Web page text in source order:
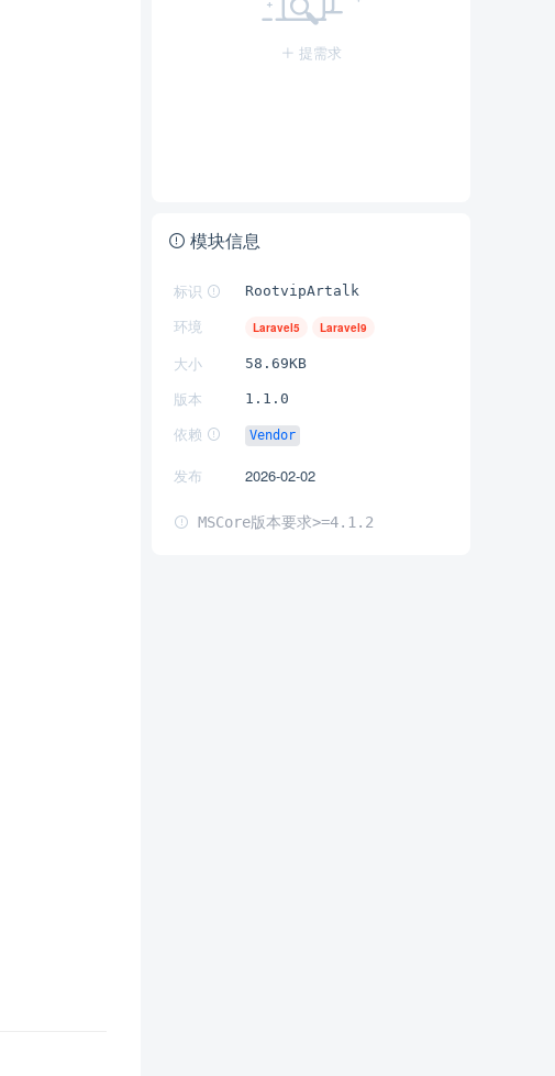
提需求
模块信息
标识 RootvipArtalk
环境 Laravel5 Laravel9
大小 58.69KB
版本 1.1.0
依赖 Vendor
发布 2026-02-02
MSCore版本要求>=4.1.2